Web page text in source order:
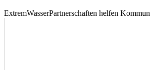
ExtremWasserPartnerschaften helfen